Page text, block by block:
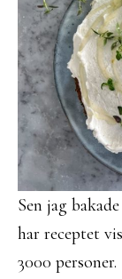
Sen jag
har receptet
3000